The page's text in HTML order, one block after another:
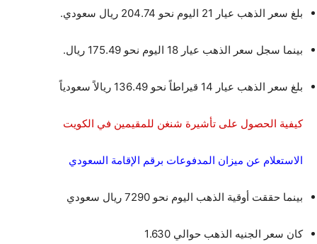
بلغ سعر الذهب عيار 21 اليوم نحو 204.74 ريال سعودي.
بينما سجل سعر الذهب عيار 18 اليوم نحو 175.49 ريال.
بلغ سعر الذهب عيار 14 قيراطاً نحو 136.49 ريالاً سعودياً
كيفية الحصول على تأشيرة شنغن للمقيمين في الكويت
الاستعلام عن ميزان المدفوعات برقم الإقامة السعودي
بينما حققت أوقية الذهب اليوم نحو 7290 ريال سعودي
كان سعر الجنيه الذهب حوالي 1.630